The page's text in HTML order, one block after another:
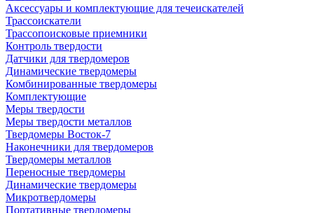
Аксессуары и комплектующие для течеискателей
Трассоискатели
Трассопоисковые приемники
Контроль твердости
Датчики для твердомеров
Динамические твердомеры
Комбинированные твердомеры
Комплектующие
Меры твердости
Меры твердости металлов
Твердомеры Восток-7
Наконечники для твердомеров
Твердомеры металлов
Переносные твердомеры
Динамические твердомеры
Микротвердомеры
Портативные твердомеры